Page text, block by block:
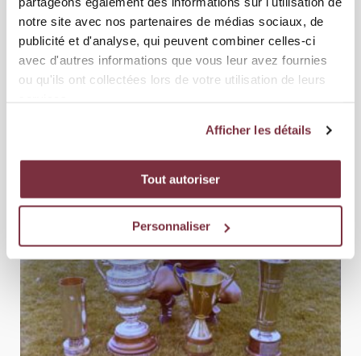
notre site avec nos partenaires de médias sociaux, de
publicité et d'analyse, qui peuvent combiner celles-ci
avec d'autres informations que vous leur avez fournies
ou qu'ils ont collectées lors de votre utilisation de leurs
Afficher les détails
Tout autoriser
Personnaliser
ÉQUIPE PREMIÈRE 01 AOÛT 2026
FC ZÜRICH – SERVETTE FC 2-1 (1-0)
de Brack Super League. Le Servette FC n’a pas réuss...